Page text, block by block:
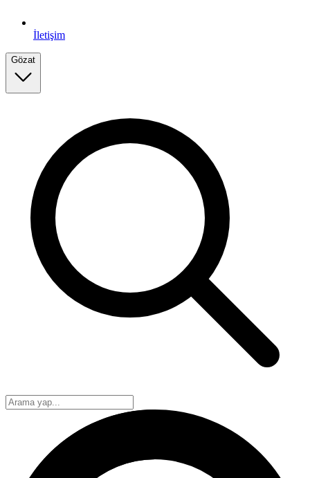
İletişim
Gözat